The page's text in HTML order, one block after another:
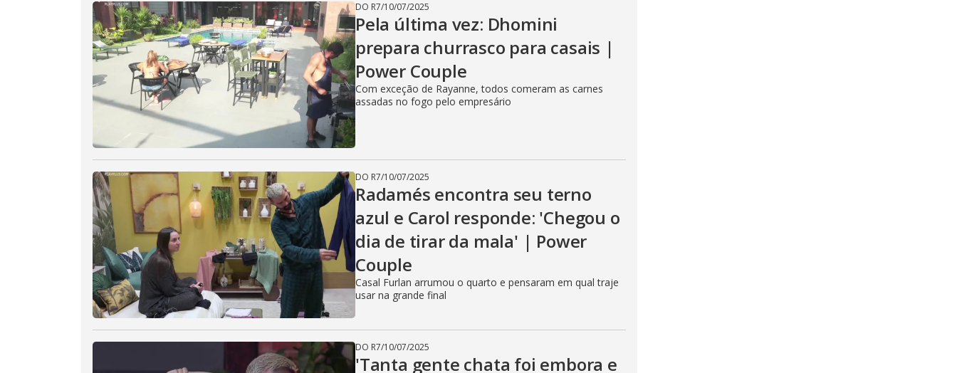
DO R7/10/07/2025
Pela última vez: Dhomini
prepara churrasco para casais |
Power Couple
Com exceção de Rayanne, todos comeram as carnes
assadas no fogo pelo empresário
DO R7/10/07/2025
Radamés encontra seu terno
azul e Carol responde: 'Chegou o
dia de tirar da mala' | Power
Couple
Casal Furlan arrumou o quarto e pensaram em qual traje
usar na grande final
DO R7/10/07/2025
'Tanta gente chata foi embora e